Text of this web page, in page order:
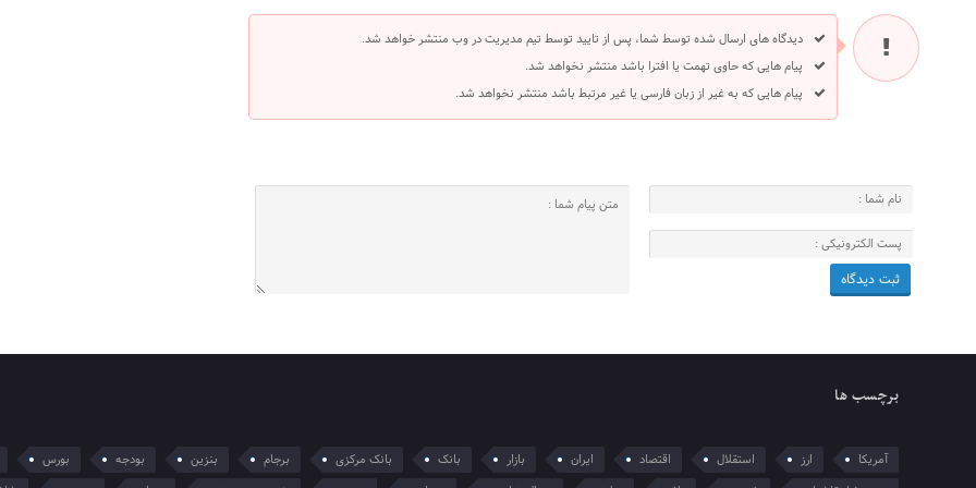
دیدگاه های ارسال شده توسط شما، پس از تایید توسط تیم مدیریت در وب منتشر خواهد شد.
پیام هایی که حاوی تهمت یا افترا باشد منتشر نخواهد شد.
پیام هایی که به غیر از زبان فارسی یا غیر مرتبط باشد منتشر نخواهد شد.
برچسب ها
آمریکا ارز استقلال اقتصاد ایران بازار بانک بانک مرکزی برجام بنزین بودجه بورس